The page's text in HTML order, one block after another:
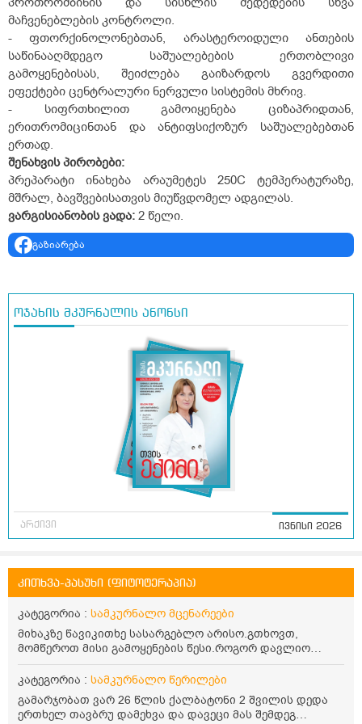
მაჩვენებლების კონტროლი.
- ფთორქინოლონებთან, არასტეროიდული ანთების
საწინააღმდეგო საშუალებების ერთობლივი
გამოყენებისას, შეიძლება გაიზარდოს გვერდითი
ეფექტები ცენტრალური ნერვული სისტემის მხრივ.
- სიფრთხილით გამოიყენება ციზაპრიდთან,
ერითრომიცინთან და ანტიფსიქოზურ საშუალებებთან
ერთად.
შენახვისპირობები:
პრეპარატი ინახება არაუმეტეს 250C ტემპერატურაზე,
მშრალ, ბავშვებისათვის მიუწვდომელ ადგილას.
ვარგისიანობისვადა: 2 წელი.
გაზიარება
ოჯახის მკურნალის ანონსი
არქივი ივნისი 2026
კითხვა-პასუხი (ფიტოტერაპია)
კატეგორია : სამკურნალო მცენარეები
მიხაკზე წავიკითხე სასარგებლო არისო.გთხოვთ,
მომწეროთ მისი გამოყენების წესი.როგორ დავლიო
მიხაკის ჩაი. ასევე მაინტერესებს ლეიკოციტები მაქვს
ოდნავ დაბალი და წავიკითხე ლეიკოციტების დონეს
მაღლა წევსო და ასეა?
კატეგორია : სამკურნალო წერილები
გამარჯობათ ვარ 26 წლის ქალბატონი 2 შვილის დედა
ერთხელ თავბრუ დამეხვა და დავეცი მას შემდეგ